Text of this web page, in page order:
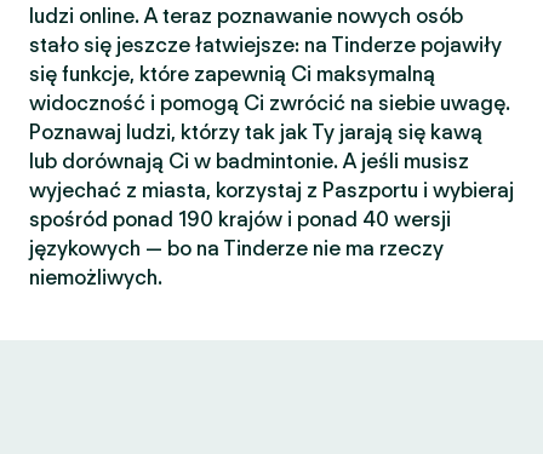
ludzi online. A teraz poznawanie nowych osób
stało się jeszcze łatwiejsze: na Tinderze pojawiły
się funkcje, które zapewnią Ci maksymalną
widoczność i pomogą Ci zwrócić na siebie uwagę.
Poznawaj ludzi, którzy tak jak Ty jarają się kawą
lub dorównają Ci w badmintonie. A jeśli musisz
wyjechać z miasta, korzystaj z Paszportu i wybieraj
spośród ponad 190 krajów i ponad 40 wersji
językowych — bo na Tinderze nie ma rzeczy
niemożliwych.